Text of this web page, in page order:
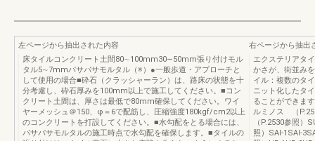
左ページから抽出された内容
床タイルコンクリート土間80∼100mm30∼50mm張り付けモル
タル5∼7mmバサバサモルタル（※）●一般歩道・アプローチと
して使用の場合■砕石（クラッシャーラン）は、路床の状態を十
分考慮し、砕石厚みを100mm以上で施工してください。■コン
クリート土間は、厚さは最低で80mm確保してください。ワイ
ヤーメッシュ＠150、φ＝6で配筋し、圧縮強度180kgf/cm2以上
のコンクリートを打設してください。■水勾配をとる場合には、
バサバサモルタルの施工時点で水勾配を確保します。■タイルの
右ページから抽出
エクステリアタ
かさが、街並み
イル：複数のタ
ニット化したタ
ることができま
ルミノス （
（P.2530参照）
照）SAI-1SAI-